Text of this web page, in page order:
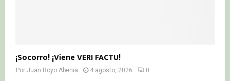
¡Socorro! ¡Viene VERI FACTU!
Por Juan Royo Abenia 4 agosto, 2026 0